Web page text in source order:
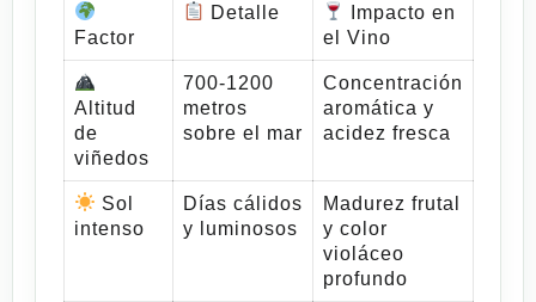
Factor
Detalle
Impacto en
el Vino
Altitud
de
viñedos
700-1200
metros
sobre el mar
Concentración
aromática y
acidez fresca
Sol
intenso
Días cálidos
y luminosos
Madurez frutal
y color
violáceo
profundo